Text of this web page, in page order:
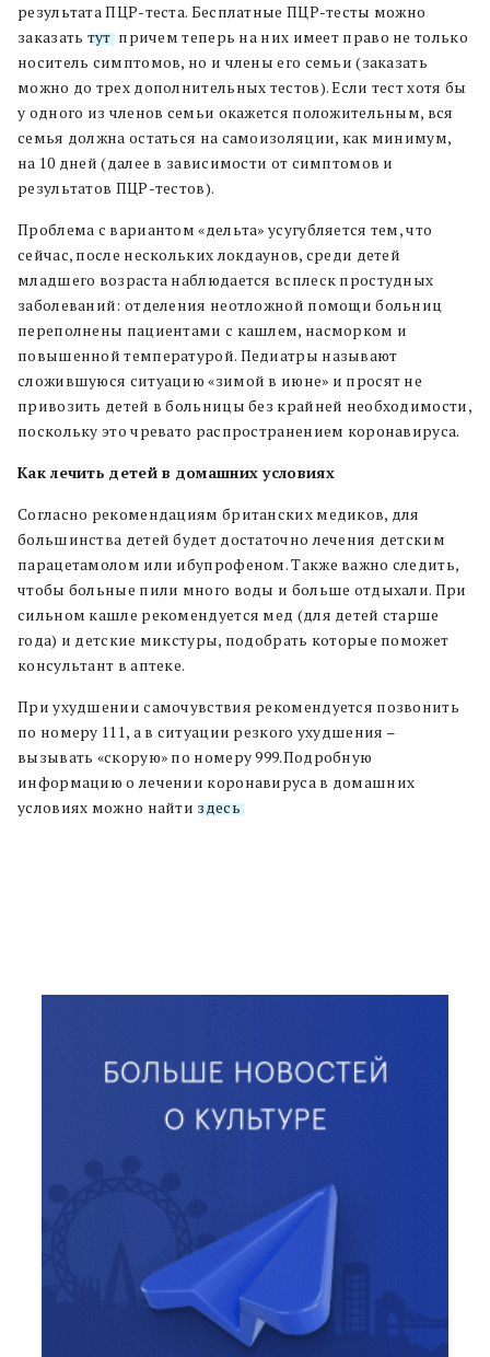
результата ПЦР-теста. Бесплатные ПЦР-тесты можно
заказать тут, причем теперь на них имеет право не только
носитель симптомов, но и члены его семьи (заказать
можно до трех дополнительных тестов). Если тест хотя бы
у одного из членов семьи окажется положительным, вся
семья должна остаться на самоизоляции, как минимум,
на 10 дней (далее в зависимости от симптомов и
результатов ПЦР-тестов).
Проблема с вариантом «дельта» усугубляется тем, что
сейчас, после нескольких локдаунов, среди детей
младшего возраста наблюдается всплеск простудных
заболеваний: отделения неотложной помощи больниц
переполнены пациентами с кашлем, насморком и
повышенной температурой. Педиатры называют
сложившуюся ситуацию «зимой в июне» и просят не
привозить детей в больницы без крайней необходимости,
поскольку это чревато распространением коронавируса.
Как лечить детей в домашних условиях
Согласно рекомендациям британских медиков, для
большинства детей будет достаточно лечения детским
парацетамолом или ибупрофеном. Также важно следить,
чтобы больные пили много воды и больше отдыхали. При
сильном кашле рекомендуется мед (для детей старше
года) и детские микстуры, подобрать которые поможет
консультант в аптеке.
При ухудшении самочувствия рекомендуется позвонить
по номеру 111, а в ситуации резкого ухудшения –
вызывать «скорую» по номеру 999.Подробную
информацию о лечении коронавируса в домашних
условиях можно найти здесь.